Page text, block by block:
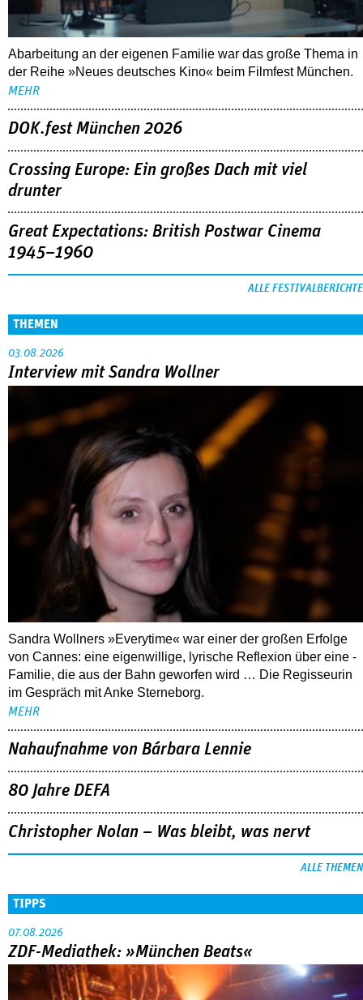
Abarbeitung an der eigenen Familie war das große Thema in
der Reihe »Neues deutsches Kino« beim Filmfest München.
MEHR
DOK.fest München 2026
Crossing Europe: Ein großes Dach mit viel
drunter
Great Expectations: British Postwar Cinema
1945–1960
ALLE FESTIVALBERICHTE
THEMEN
03.08.2026
Interview mit Sandra Wollner
Sandra Wollners »Everytime« war einer der großen Erfolge
von Cannes: eine eigenwillige, lyrische Reflexion über eine ­
Familie, die aus der Bahn geworfen wird … Die Regisseurin
im Gespräch mit Anke Sterneborg.
MEHR
Nahaufnahme von Bárbara Lennie
80 Jahre DEFA
Christopher Nolan – Was bleibt, was nervt
ALLE THEMEN
TIPPS
07.08.2026
ZDF-Mediathek: »München Beats«